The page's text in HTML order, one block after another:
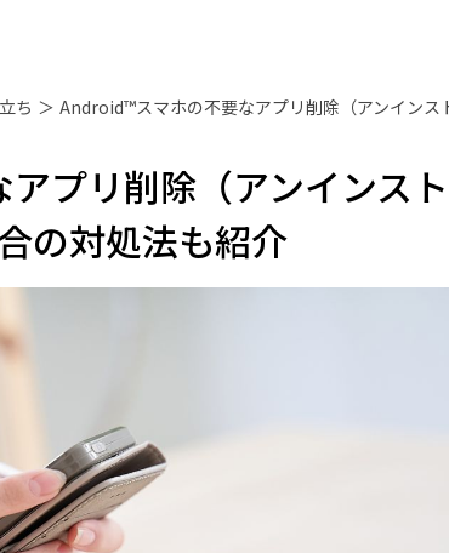
ち ＞
プリ削除（アンインスト
の対処法も紹介